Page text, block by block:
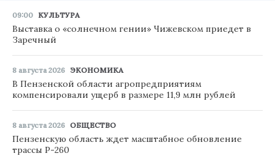
09:00 КУЛЬТУРА
Выставка о «солнечном гении» Чижевском приедет в
Заречный
8 августа 2026 ЭКОНОМИКА
В Пензенской области агропредприятиям
компенсировали ущерб в размере 11,9 млн рублей
8 августа 2026 ОБЩЕСТВО
Пензенскую область ждет масштабное обновление
трассы Р-260